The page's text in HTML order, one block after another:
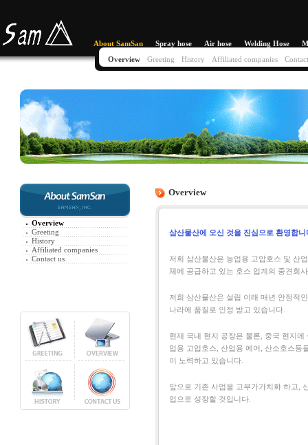
About SamSan Spray hose Air hose Welding Hose
Overview
Greeting History Affiliated companies
Overview
Greeting
History
Affiliated companies
Contact us
Overview
삼산물산에 오신 것을 진심으로 환영합니
저희 삼산물산은 농업용 고압호스 및 산
체에 공급하고 있는 호스 업계의 중견회
저희 삼산물산은 설립 이래 매년 안정적
나라에 품질로 인정 받고 있습니다.
현재 국내 현지 공장은 물론, 중국 현지
업용 고업호스, 산업용 에어, 산소호스등
이 노력하고 있습니다.
앞으로 기존 사업을 고부가가치화 하고,
업으로 성장할 것입니다.